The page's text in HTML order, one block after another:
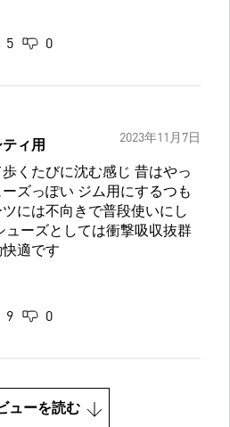
5 0
2023年11月7日
ィ用
くたびに沈む感じ 昔はやっ
ズっぽい ジム用にするつも
には不向きで普段使いにし
ューズとしては衝撃吸収抜群
適です
9 0
ューを読む